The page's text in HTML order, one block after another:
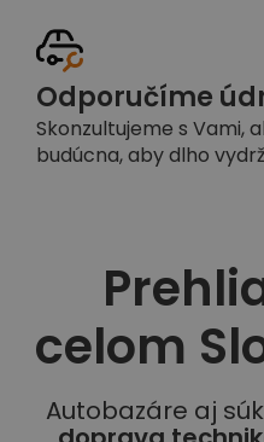
Odporučíme
Skonzultujeme s Vami,
budúcna, aby dlho
celom
Autobazáre aj